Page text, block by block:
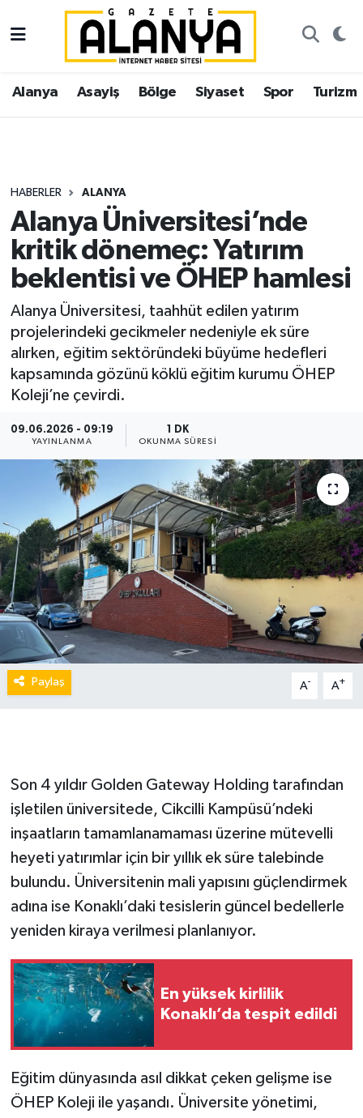
Alanya Asayiş Bölge Siyaset Spor Turizm
HABERLER ALANYA
Alanya Üniversitesi’nde
kritik dönemeç: Yatırım
beklentisi ve ÖHEP hamlesi
Alanya Üniversitesi, taahhüt edilen yatırım
projelerindeki gecikmeler nedeniyle ek süre
alırken, eğitim sektöründeki büyüme hedefleri
kapsamında gözünü köklü eğitim kurumu ÖHEP
Koleji’ne çevirdi.
09.06.2026 - 09:19
YAYINLANMA
1 DK
OKUNMA SÜRESI
Paylaş A- A+
Son 4 yıldır Golden Gateway Holding tarafından
işletilen üniversitede, Cikcilli Kampüsü’ndeki
inşaatların tamamlanamaması üzerine mütevelli
heyeti yatırımlar için bir yıllık ek süre talebinde
bulundu. Üniversitenin mali yapısını güçlendirmek
adına ise Konaklı’daki tesislerin güncel bedellerle
yeniden kiraya verilmesi planlanıyor.
En yüksek kirlilik
Konaklı’da tespit edildi
Eğitim dünyasında asıl dikkat çeken gelişme ise
ÖHEP Koleji ile yaşandı. Üniversite yönetimi,
Alanya
Asayiş
Siyaset
Spor
Turizm
Ekonomi
Gazipaşa
İstanbul Nöbetçi Eczaneler
İstanbul Hava Durumu
Süper Lig Puan Durumu ve Fikstür
Tüm Manşetler
Son Dakika Haberleri
Haber Arşivi